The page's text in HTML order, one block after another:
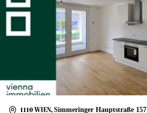
1110 WIEN, Simmeringer Hauptstraße 157